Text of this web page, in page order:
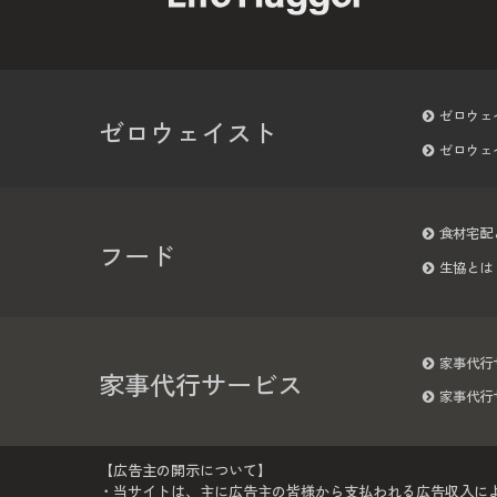
ゼロウェイスト
ゼロウ
ゼロウ
フード
食材宅配
生協とは
家事代行サービス
家事代
家事代
【広告主の開示について】
・当サイトは、主に広告主の皆様から支払われる広告収入